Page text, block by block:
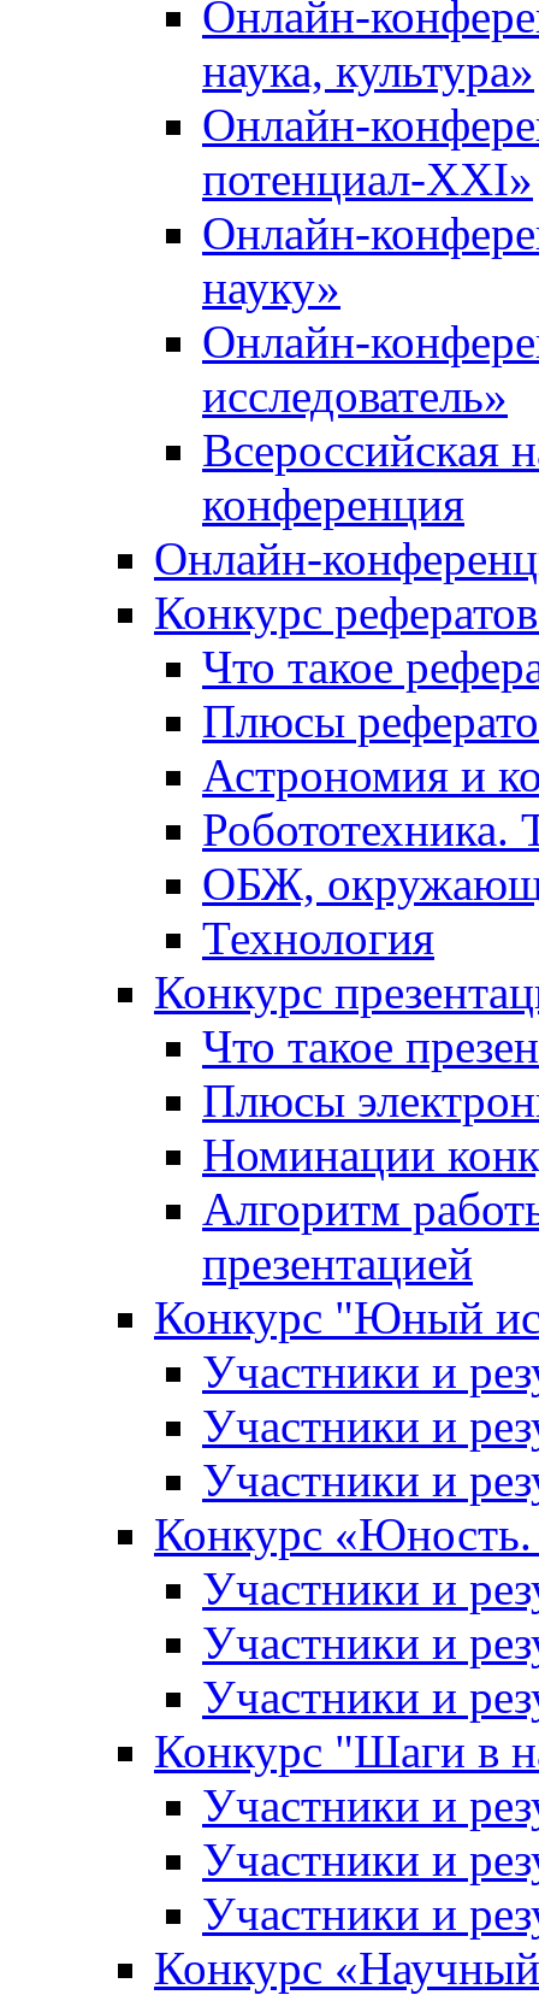
Онлайн-
наука, культура»
Онлайн-
потенциал-XXI»
Онлайн-
науку»
Онлайн-
исследователь»
Всероссийская
конференция
Онлайн-
Конкурс
Что такое
Плюсы
Астрономия и
Робототехника.
ОБЖ,
Технология
Конкурс
Что такое
Плюсы
Номинации
Алгоритм
презентацией
Конкурс "Юный
Участники и
Участники и
Участники и
Конкурс «Юность.
Участники и
Участники и
Участники и
Конкурс "Шаги в
Участники и
Участники и
Участники и
Конкурс